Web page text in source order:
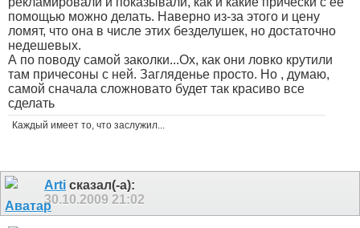
помощью можно делать. Наверно из-за этого и цену
ломят, что она в числе этих безделушек, но достаточно
недешевых.
А по поводу самой заколки...Ох, как они ловко крутили
там причесоны с ней. Загляденье просто. Но , думаю,
самой сначала сложновато будет так красиво все
сделать
Каждый имеет то, что заслужил...
Arti сказал(-а):
30.10.2009 21:02